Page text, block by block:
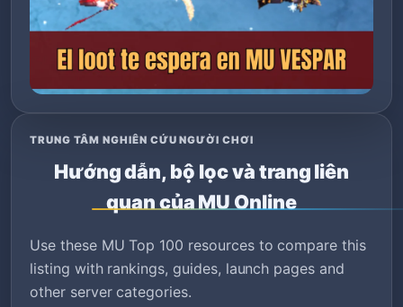
TRUNG TÂM NGHIÊN CỨU NGƯỜI CHƠI
Hướng dẫn, bộ lọc và trang liên
quan của MU Online
Use these MU Top 100 resources to compare this
listing with rankings, guides, launch pages and
other server categories.